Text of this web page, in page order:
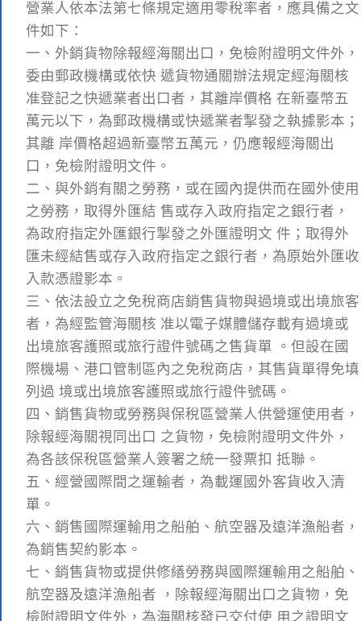
營業人依本法第七條規定適用零稅率者，應具備之文
件如下：
一、外銷貨物除報經海關出口，免檢附證明文件外，
委由郵政機構或依快 遞貨物通關辦法規定經海關核
准登記之快遞業者出口者，其離岸價格 在新臺幣五
萬元以下，為郵政機構或快遞業者掣發之執據影本；
其離 岸價格超過新臺幣五萬元，仍應報經海關出
口，免檢附證明文件。
二、與外銷有關之勞務，或在國內提供而在國外使用
之勞務，取得外匯結 售或存入政府指定之銀行者，
為政府指定外匯銀行掣發之外匯證明文 件；取得外
匯未經結售或存入政府指定之銀行者，為原始外匯收
入款憑證影本。
三、依法設立之免稅商店銷售貨物與過境或出境旅客
者，為經監管海關核 准以電子媒體儲存載有過境或
出境旅客護照或旅行證件號碼之售貨單 。但設在國
際機場、港口管制區內之免稅商店，其售貨單得免填
列過 境或出境旅客護照或旅行證件號碼。
四、銷售貨物或勞務與保稅區營業人供營運使用者，
除報經海關視同出口 之貨物，免檢附證明文件外，
為各該保稅區營業人簽署之統一發票扣 抵聯。
五、經營國際間之運輸者，為載運國外客貨收入清
單。
六、銷售國際運輸用之船舶、航空器及遠洋漁船者，
為銷售契約影本。
七、銷售貨物或提供修繕勞務與國際運輸用之船舶、
航空器及遠洋漁船者 ，除報經海關出口之貨物，免
檢附證明文件外，為海關核發已交付使 用之證明文